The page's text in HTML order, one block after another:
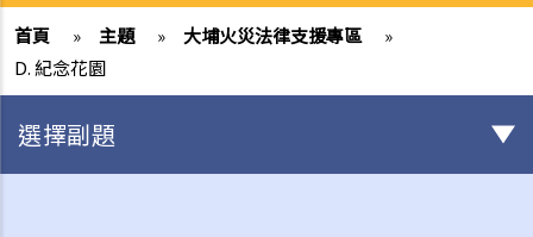
首頁 » 主題 » 大埔火災法律支援專區
»
D. 紀念花園
選擇副題